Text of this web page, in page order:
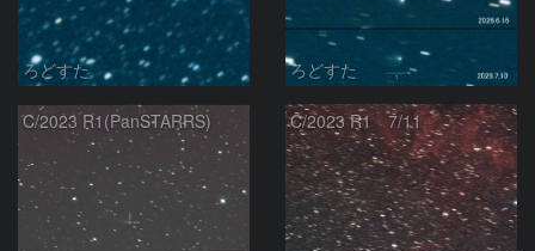
ろどすた ろどすた
C/2023 R1(PanSTARRS) C/2023 R1 7/11